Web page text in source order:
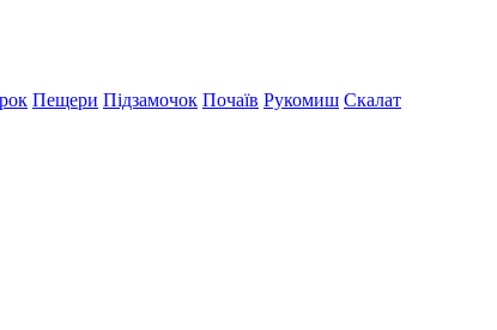
Пещери Підзамочок Почаїв Рукомиш Скалат